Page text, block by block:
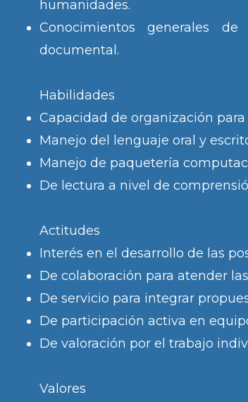
humanidades.
Conocimientos generales
documental.
Habilidades
Capacidad de organización
Manejo del lenguaje oral y
Manejo de paquetería
De lectura a nivel de
Actitudes
Interés en el desarrollo de las
De colaboración para atender
De servicio para integrar
De participación activa en
De valoración por el trabajo
Valores